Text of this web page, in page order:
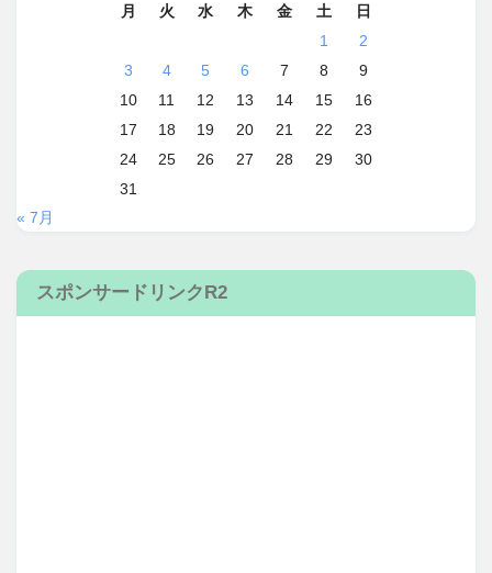
月
火 水 木 金 土
日
1
2
3
4 5 6 7 8
9
10
11 12 13 14 15
16
17
18 19 20 21 22
23
24
25 26 27 28 29
30
31
« 7月
スポンサードリンクR2